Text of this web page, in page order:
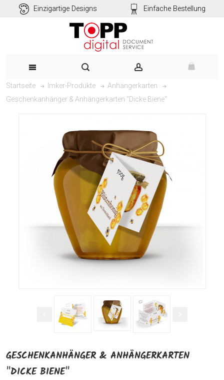
Einzigartige Designs Einfache Bestellung
Startseite Imker-Produkte
Anhängerkarten
Geschenkanhänger & Anhängerkarten "Dicke Biene"
GESCHENKANHÄNGER & ANHÄNGERKARTEN
"DICKE BIENE"